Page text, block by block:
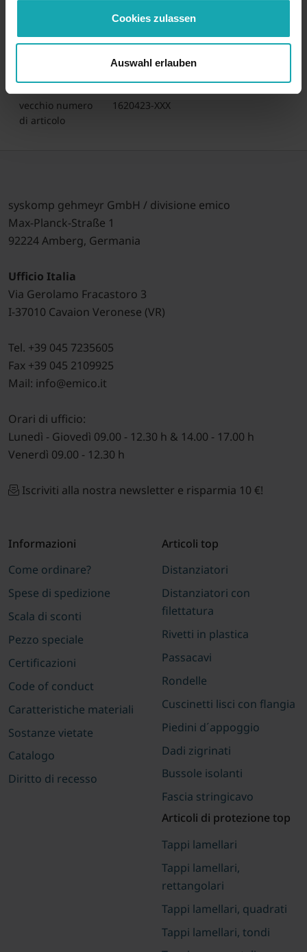
Cookies zulassen
Auswahl erlauben
numero di tariffa
39042200
paese d'origine Germania
vecchio numero
di articolo
1620423-XXX
syskomp gehmeyr GmbH / divisione emico
Max-Planck-Straße 1
92224 Amberg, Germania
Ufficio Italia
Via Gerolamo Fracastoro 3
I-37010 Cavaion Veronese (VR)
Tel. +39 045 7235605
Fax +39 045 2109925
Mail: info@emico.it
Orari di ufficio:
Lunedì - Giovedì 09.00 - 12.30 h & 14.00 - 17.00 h
Venerdì 09.00 - 12.30 h
Iscriviti alla nostra newsletter e risparmia 10 €!
Informazioni
Come ordinare?
Spese di spedizione
Scala di sconti
Pezzo speciale
Certificazioni
Code of conduct
Caratteristiche materiali
Sostanze vietate
Catalogo
Diritto di recesso
Articoli top
Distanziatori
Distanziatori con
filettatura
Rivetti in plastica
Passacavi
Rondelle
Cuscinetti lisci con flangia
Piedini d´appoggio
Dadi zigrinati
Bussole isolanti
Fascia stringicavo
Articoli di protezione top
Tappi lamellari
Tappi lamellari,
rettangolari
Tappi lamellari, quadrati
Tappi lamellari, tondi